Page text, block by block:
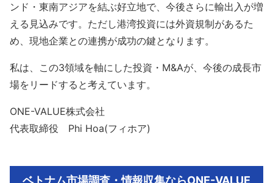
ンド・東南アジアを結ぶ好立地で、今後さらに輸出入が増
える見込みです。ただし港湾投資には外資規制があるた
め、現地企業との連携が成功の鍵となります。
私は、この3領域を軸にした投資・M&Aが、今後の成長市
場をリードすると考えています。
ONE-VALUE株式会社
代表取締役 Phi Hoa(フィホア)
ベトナム市場調査・情報収集ならONE-VALUE